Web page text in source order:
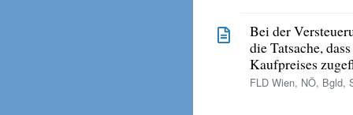
Bei der
die Tatsache,
Kaufpreises
FLD Wien, NÖ, Bgld,